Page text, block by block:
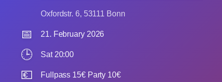
Oxfordstr. 6, 53111 Bonn
📅 21. February 2026
🕒 Sat 20:00
💶 Fullpass 15€ Party 10€